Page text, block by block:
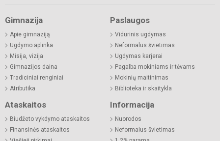
Gimnazija
Apie gimnaziją
Ugdymo aplinka
Misija, vizija
Gimnazijos daina
Tradiciniai renginiai
Atributika
Paslaugos
Vidurinis ugdymas
Neformalus švietimas
Ugdymas karjerai
Pagalba mokiniams ir tėvams
Mokinių maitinimas
Biblioteka ir skaitykla
Ataskaitos
Biudžeto vykdymo ataskaitos
Finansinės ataskaitos
Informacija
Nuorodos
Neformalus švietimas